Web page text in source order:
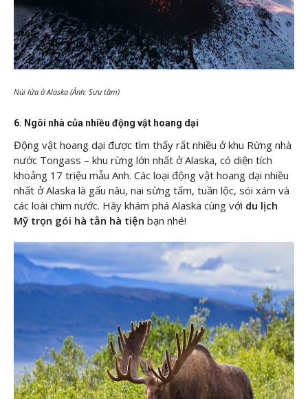
Núi lửa ở Alaska (Ảnh: Sưu tầm)
6. Ngôi nhà của nhiều động vật hoang dại
Động vật hoang dại được tìm thấy rất nhiều ở khu Rừng nhà
nước Tongass – khu rừng lớn nhất ở Alaska, có diện tích
khoảng 17 triệu mẫu Anh. Các loại động vật hoang dại nhiều
nhất ở Alaska là gấu nâu, nai sừng tấm, tuần lộc, sói xám và
các loài chim nước. Hãy khám phá Alaska cùng với du lịch
Mỹ trọn gói hà tằn hà tiện bạn nhé!